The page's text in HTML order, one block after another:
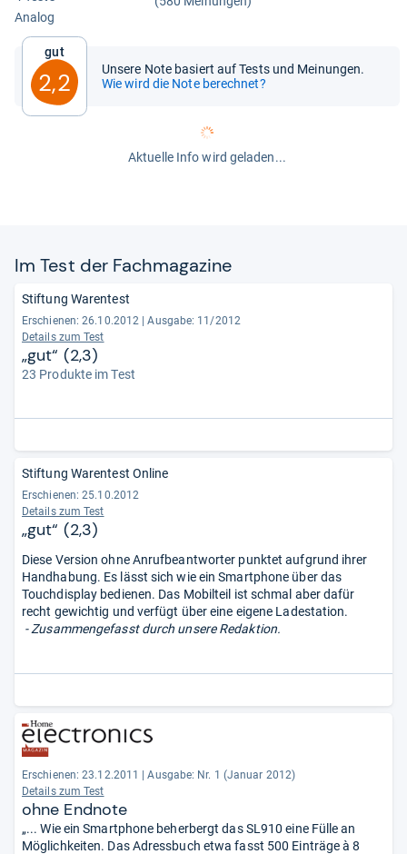
Ana­log
Gut
2,2
Unsere Note basiert auf Tests und Meinungen.
Wie wird die Note berechnet?
Aktuelle Info wird geladen...
Im Test der Fach­ma­ga­zine
Stiftung Warentest
Erschienen: 26.10.2012
Ausgabe: 11/2012
Details zum Test
„gut“ (2,3)
23 Produkte im Test
Stiftung Warentest Online
Erschienen: 25.10.2012
Details zum Test
„gut“ (2,3)
Diese Version ohne Anrufbeantworter punktet aufgrund ihrer
Handhabung. Es lässt sich wie ein Smartphone über das
Touchdisplay bedienen. Das Mobilteil ist schmal aber dafür
recht gewichtig und verfügt über eine eigene Ladestation.
- Zusammengefasst durch unsere Redaktion.
Erschienen: 23.12.2011
Ausgabe: Nr. 1 (Januar 2012)
Details zum Test
ohne Endnote
„... Wie ein Smartphone beherbergt das SL910 eine Fülle an
Möglichkeiten. Das Adressbuch etwa fasst 500 Einträge à 8